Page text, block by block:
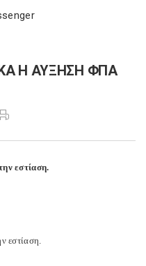
Η ΑΥΞΗΣΗ ΦΠΑ
εστίαση.
εστίαση.